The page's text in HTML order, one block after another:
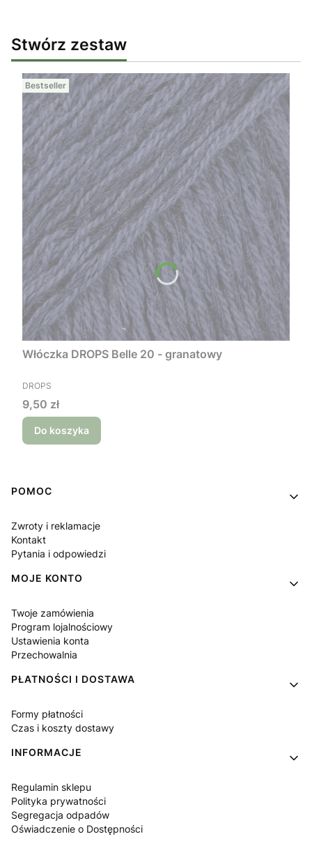
Stwórz zestaw
Bestseller
Włóczka DROPS Belle 20 - granatowy
PRODUCENT
DROPS
Cena
9,50 zł
Do koszyka
Linki w stopce
POMOC
Zwroty i reklamacje
Kontakt
Pytania i odpowiedzi
MOJE KONTO
Twoje zamówienia
Program lojalnościowy
Ustawienia konta
Przechowalnia
PŁATNOŚCI I DOSTAWA
Formy płatności
Czas i koszty dostawy
INFORMACJE
Regulamin sklepu
Polityka prywatności
Segregacja odpadów
Oświadczenie o Dostępności